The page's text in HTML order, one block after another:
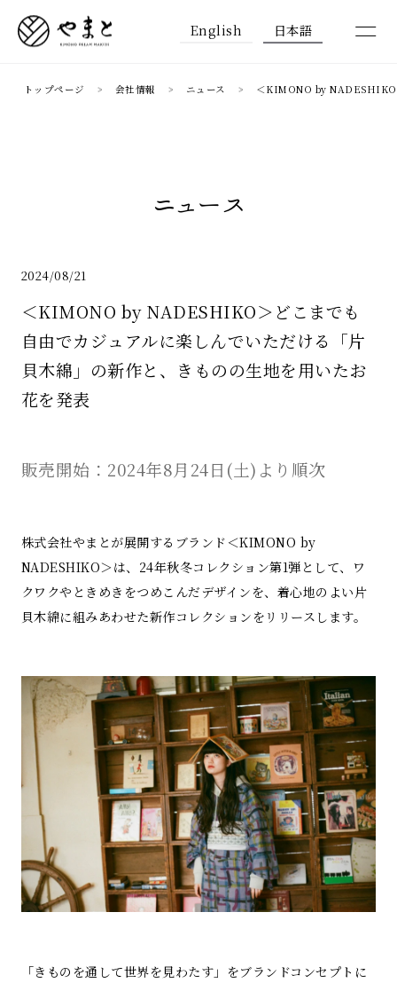
English 日本語
トップページ 会社情報 ニュース ＜KIMONO by NADESHIKO
ニュース
2024/08/21
＜KIMONO by NADESHIKO＞どこまでも
自由でカジュアルに楽しんでいただける「片
貝木綿」の新作と、きものの生地を用いたお
花を発表
販売開始：2024年8月24日(土)より順次
株式会社やまとが展開するブランド＜KIMONO by
NADESHIKO＞は、24年秋冬コレクション第1弾として、ワ
クワクやときめきをつめこんだデザインを、着心地のよい片
貝木綿に組みあわせた新作コレクションをリリースします。
「きものを通して世界を見わたす」をブランドコンセプトに